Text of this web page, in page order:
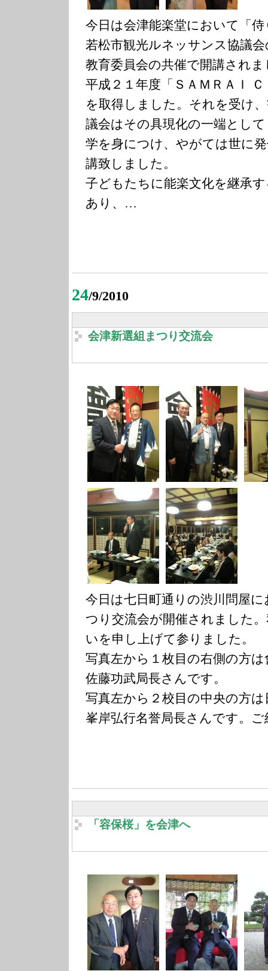
今日は会津能楽堂において「
若松市観光ルネッサンス協議
教育委員会の共催で開講され
平成２１年度「ＳＡＭＲＡＩ
を取得しました。それを受け
議会はその具現化の一端とし
学を身につけ、やがては世に
講致しました。
子どもたちに能楽文化を継承
あり、…
24/9/2010
会津新選組まつり交流会
今日は七日町通りの渋川問屋
つり交流会が開催されました
いを申し上げて参りました。
写真左から１枚目の右側の方
佐藤功武局長さんです。
写真左から２校目の中央の方
峯岸弘行名誉局長さんです。
「容保桜」を会津へ